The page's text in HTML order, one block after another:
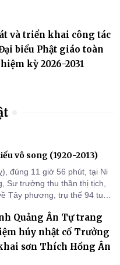
và triển khai công tác
biểu Phật giáo toàn
kỳ 2026-2031
vô song (1920-2013)
đúng 11 giờ 56 phút, tại Ni
Sư trưởng thu thần thị tịch,
Tây phương, trụ thế 94 tuổi
Quảng Ân Tự trang
húy nhật cố Trưởng
sơn Thích Hồng Ân